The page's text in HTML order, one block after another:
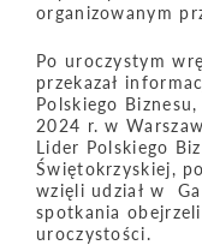
organizowanym
Po uroczystym
przekazał
Polskiego
2024 r. w
Lider Polskiego
Świętokrzyskiej,
wzięli udział w
spotkania
uroczystości.